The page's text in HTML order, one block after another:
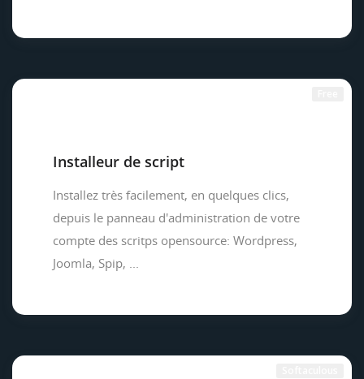
Installeur de script
Installez très facilement, en quelques clics,
depuis le panneau d'administration de votre
compte des scritps opensource: Wordpress,
Joomla, Spip, ...